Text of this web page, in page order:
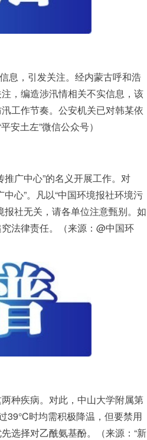
息，引发关注。经内蒙古呼和浩
，编造涉汛情相关不实信息，该
工作节奏。公安机关已对韩某依
安土左”微信公众号）
广中心”的名义开展工作。对
心”。凡以“中国环境报社环境污
社无关，请各单位注意甄别。如
法律责任。（来源：@中国环
种疾病。对此，中山大学附属第
39°C时均需积极降温，但要禁用
选择对乙酰氨基酚。（来源：“新